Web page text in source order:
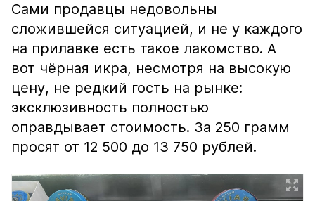
Сами продавцы недовольны
сложившейся ситуацией, и не у каждого
на прилавке есть такое лакомство. А
вот чёрная икра, несмотря на высокую
цену, не редкий гость на рынке:
эксклюзивность полностью
оправдывает стоимость. За 250 грамм
просят от 12 500 до 13 750 рублей.